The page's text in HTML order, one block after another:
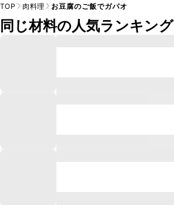
TOP 肉料理 お豆腐のご飯でガパオ
同じ材料の人気ランキング